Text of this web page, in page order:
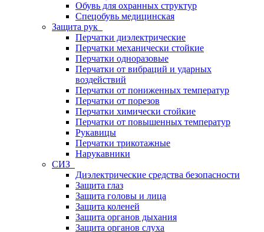
Обувь для охранных структур
Спецобувь медицинская
Защита рук
Перчатки диэлектрические
Перчатки механически стойкие
Перчатки одноразовые
Перчатки от вибраций и ударных
воздействий
Перчатки от пониженных температур
Перчатки от порезов
Перчатки химически стойкие
Перчатки от повышенных температур
Рукавицы
Перчатки трикотажные
Нарукавники
СИЗ
Диэлектрические средства безопасности
Защита глаз
Защита головы и лица
Защита коленей
Защита органов дыхания
Защита органов слуха